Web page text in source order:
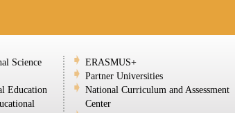
Science
Education
ERASMUS+
Partner Universities
National Curriculum and Assessment
Center